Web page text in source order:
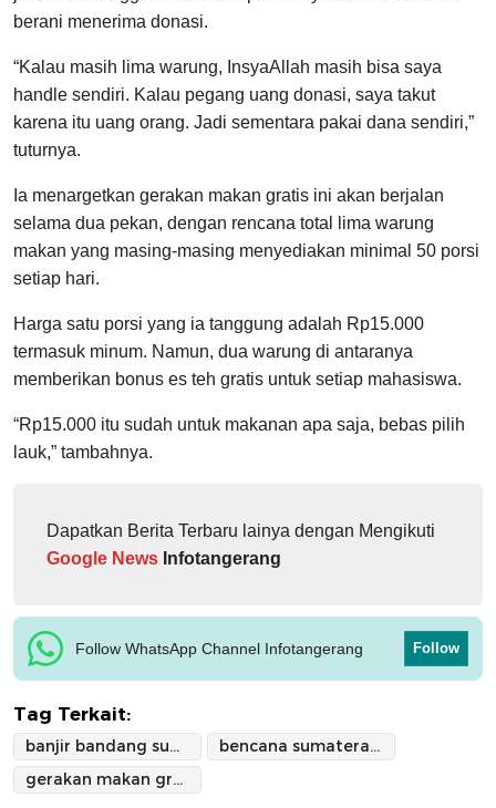
berani menerima donasi.
“Kalau masih lima warung, InsyaAllah masih bisa saya
handle sendiri. Kalau pegang uang donasi, saya takut
karena itu uang orang. Jadi sementara pakai dana sendiri,”
tuturnya.
Ia menargetkan gerakan makan gratis ini akan berjalan
selama dua pekan, dengan rencana total lima warung
makan yang masing-masing menyediakan minimal 50 porsi
setiap hari.
Harga satu porsi yang ia tanggung adalah Rp15.000
termasuk minum. Namun, dua warung di antaranya
memberikan bonus es teh gratis untuk setiap mahasiswa.
“Rp15.000 itu sudah untuk makanan apa saja, bebas pilih
lauk,” tambahnya.
Dapatkan Berita Terbaru lainya dengan Mengikuti
Google News Infotangerang
Follow WhatsApp Channel Infotangerang Follow
Tag Terkait:
banjir bandang sumatera
bencana sumatera 2025
gerakan makan gratis